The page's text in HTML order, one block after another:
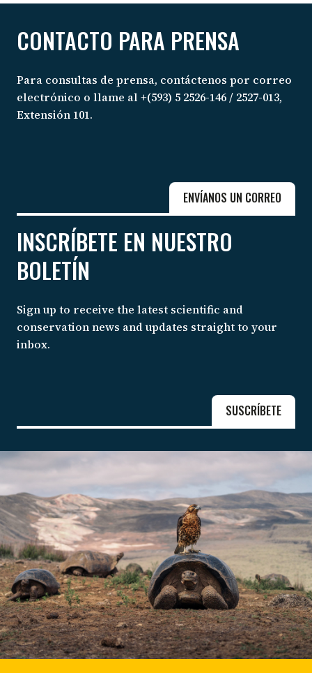
CONTACTO PARA PRENSA
Para consultas de prensa, contáctenos por correo
electrónico o llame al +(593) 5 2526-146 / 2527-013,
Extensión 101.
ENVÍANOS UN CORREO
INSCRÍBETE EN NUESTRO
BOLETÍN
Sign up to receive the latest scientific and
conservation news and updates straight to your
inbox.
SUSCRÍBETE